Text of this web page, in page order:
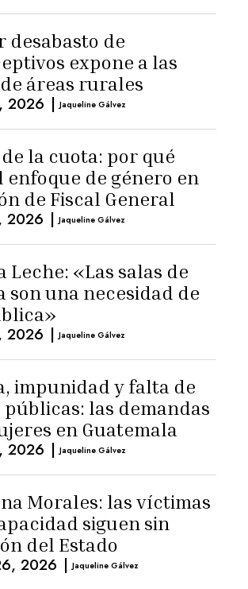
desabasto de
expone a las
áreas rurales
2026 | Jaqueline Gálvez
la cuota: por qué
de género en
de Fiscal General
2026 | Jaqueline Gálvez
Leche: «Las salas de
son una necesidad de
2026 | Jaqueline Gálvez
impunidad y falta de
las demandas
en Guatemala
2026 | Jaqueline Gálvez
Morales: las víctimas
siguen sin
del Estado
2026 | Jaqueline Gálvez